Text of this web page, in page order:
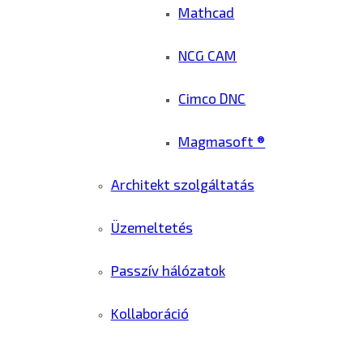
Mathcad
NCG CAM
Cimco DNC
Magmasoft ®
Architekt szolgáltatás
Üzemeltetés
Passzív hálózatok
Kollaboráció